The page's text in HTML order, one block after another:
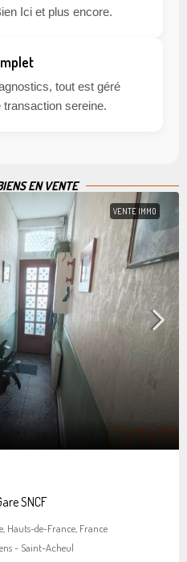
Ici et plus encore.
tout est géré
sereine.
EN VENTE
VENTE IMMO
SNCF
Hauts-de-France, France
- Saint-Acheul